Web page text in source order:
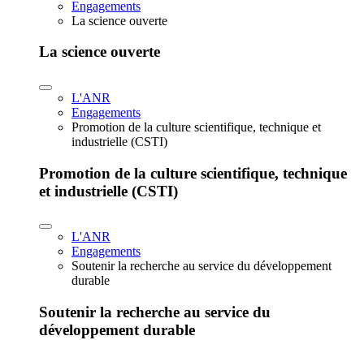
Engagements
La science ouverte
La science ouverte
L'ANR
Engagements
Promotion de la culture scientifique, technique et
industrielle (CSTI)
Promotion de la culture scientifique, technique
et industrielle (CSTI)
L'ANR
Engagements
Soutenir la recherche au service du développement
durable
Soutenir la recherche au service du
développement durable